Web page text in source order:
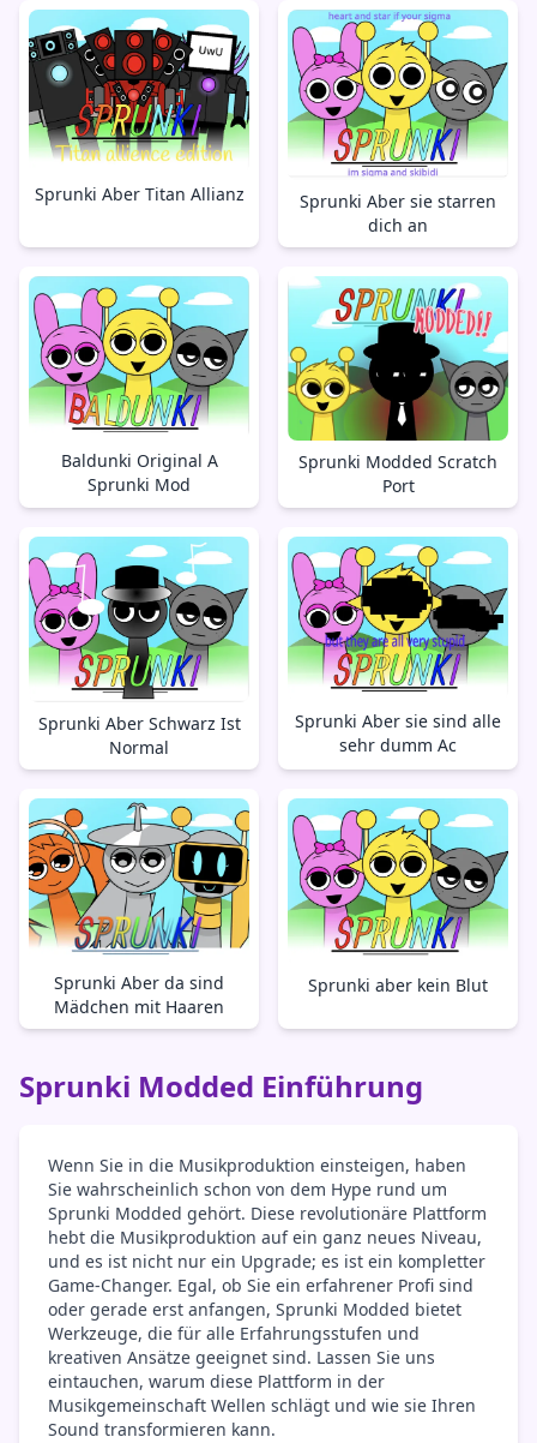
Sprunki Aber Titan Allianz
Sprunki Aber sie starren
dich an
Baldunki Original A
Sprunki Mod
Sprunki Modded Scratch
Port
Sprunki Aber Schwarz Ist
Normal
Sprunki Aber sie sind alle
sehr dumm Ac
Sprunki Aber da sind
Mädchen mit Haaren
Sprunki aber kein Blut
Sprunki Modded Einführung
Wenn Sie in die Musikproduktion einsteigen, haben
Sie wahrscheinlich schon von dem Hype rund um
Sprunki Modded gehört. Diese revolutionäre Plattform
hebt die Musikproduktion auf ein ganz neues Niveau,
und es ist nicht nur ein Upgrade; es ist ein kompletter
Game-Changer. Egal, ob Sie ein erfahrener Profi sind
oder gerade erst anfangen, Sprunki Modded bietet
Werkzeuge, die für alle Erfahrungsstufen und
kreativen Ansätze geeignet sind. Lassen Sie uns
eintauchen, warum diese Plattform in der
Musikgemeinschaft Wellen schlägt und wie sie Ihren
Sound transformieren kann.